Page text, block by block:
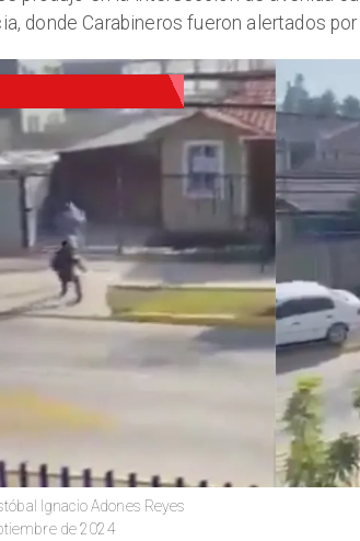
Ignacio Adones Reyes
de 2024
donde Carabineros fueron alertados